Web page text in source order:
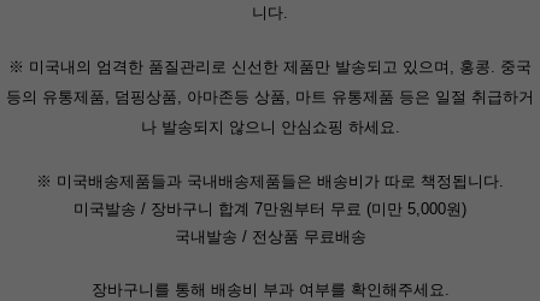
니다.
※ 미국내의 엄격한 품질관리로 신선한 제품만 발송되고 있으며, 홍콩. 중국
등의 유통제품, 덤핑상품, 아마존등 상품, 마트 유통제품 등은 일절 취급하거
나 발송되지 않으니 안심쇼핑 하세요.
※ 미국배송제품들과 국내배송제품들은 배송비가 따로 책정됩니다.
미국발송 / 장바구니 합계 7만원부터 무료 (미만 5,000원)
국내발송 / 전상품 무료배송
장바구니를 통해 배송비 부과 여부를 확인해주세요.